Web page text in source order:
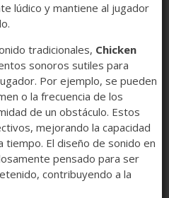
lúdico y mantiene al jugador
tradicionales, Chicken
sonoros sutiles para
Por ejemplo, se pueden
o la frecuencia de los
de un obstáculo. Estos
mejorando la capacidad
tiempo. El diseño de sonido en
pensado para ser
contribuyendo a la